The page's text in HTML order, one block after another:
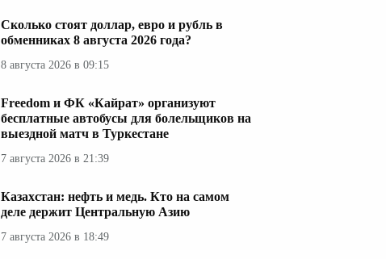
Сколько стоят доллар, евро и рубль в
обменниках 8 августа 2026 года?
8 августа 2026 в 09:15
Freedom и ФК «Кайрат» организуют
бесплатные автобусы для болельщиков на
выездной матч в Туркестане
7 августа 2026 в 21:39
Казахстан: нефть и медь. Кто на самом
деле держит Центральную Азию
7 августа 2026 в 18:49